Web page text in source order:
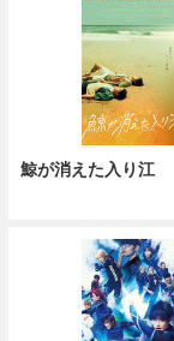
鯨が消えた入り江